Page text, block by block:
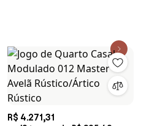
R$ 4.271,31